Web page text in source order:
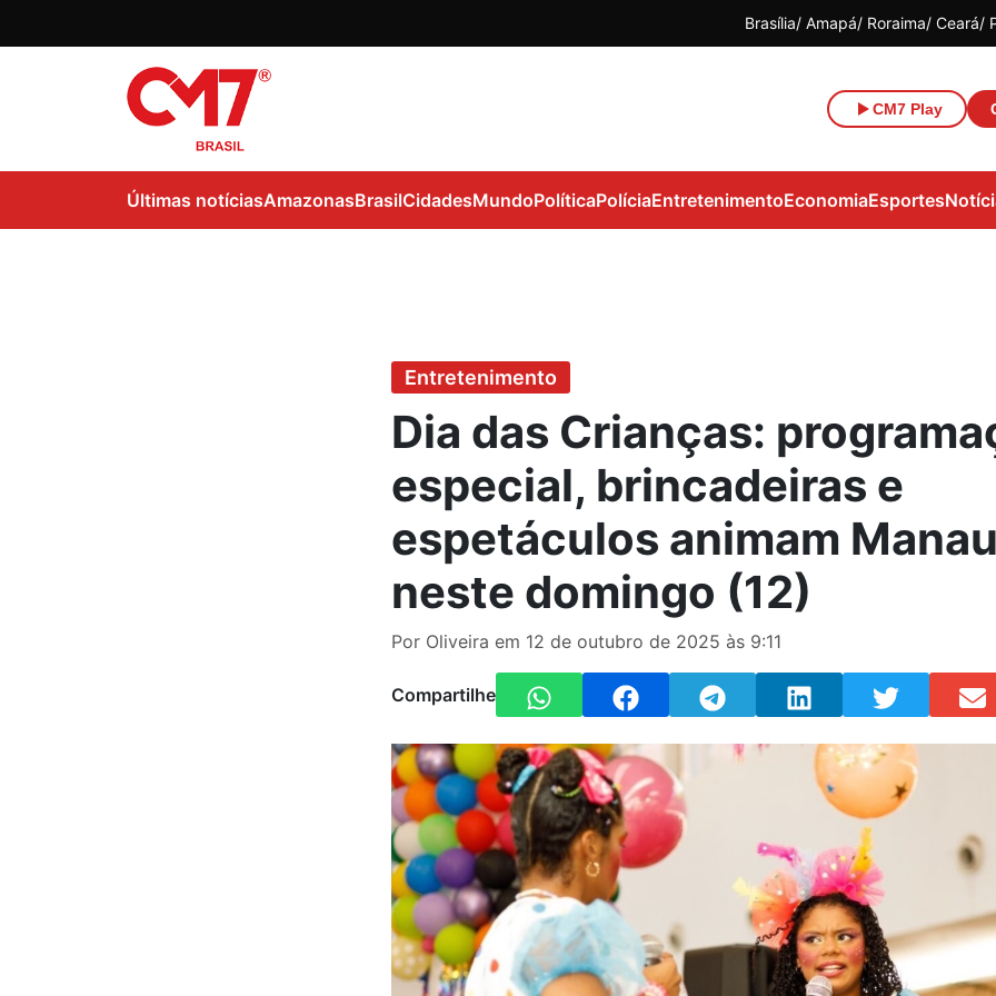
Brasília Amapá Roraima Ceará
CM7 Play
Últimas notíciasAmazonasBrasilCidadesMundoPolíticaPolíciaEntretenimentoEconomiaEsportes
Entretenimento
Dia das Crianças:
especial, brincadeiras e
espetáculos animam
neste domingo (12)
Por Oliveira em 12 de outubro de 2025 às 9:11
Compartilhe